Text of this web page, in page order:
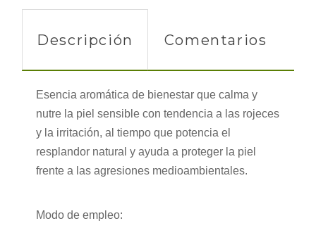
Descripción Comentarios
Esencia aromática de bienestar que calma y
nutre la piel sensible con tendencia a las rojeces
y la irritación, al tiempo que potencia el
resplandor natural y ayuda a proteger la piel
frente a las agresiones medioambientales.
Modo de empleo: